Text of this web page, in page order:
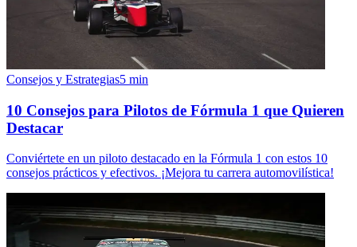
Consejos y Estrategias5 min
10 Consejos para Pilotos de Fórmula 1 que Quieren
Destacar
Conviértete en un piloto destacado en la Fórmula 1 con estos 10
consejos prácticos y efectivos. ¡Mejora tu carrera automovilística!